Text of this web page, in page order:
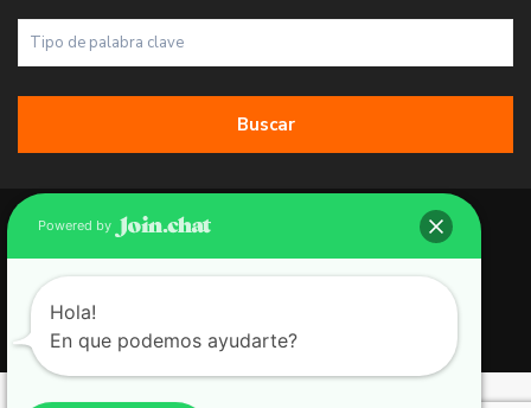
Buscar
Copyright 2026 | Grupo 90 inmobiliarias. All Rights Reserved.
Política de Cookies
Política de Privacidad
Aviso Legal
Powered by
Hola!
En que podemos ayudarte?